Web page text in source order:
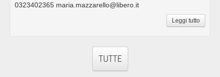
0323402365 maria.mazzarello@libero.it
Leggi tutto
TUTTE